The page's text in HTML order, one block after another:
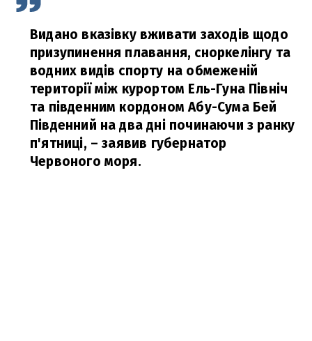
Видано вказівку вживати заходів щодо
призупинення плавання, сноркелінгу та
водних видів спорту на обмеженій
території між курортом Ель-Гуна Північ
та південним кордоном Абу-Сума Бей
Південний на два дні починаючи з ранку
п'ятниці, – заявив губернатор
Червоного моря.